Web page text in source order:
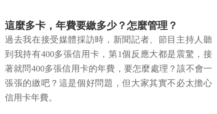
這麼多卡，年費要繳多少？怎麼管理？
過去我在接受媒體採訪時，新聞記者、節目主持人聽
到我持有400多張信用卡，第1個反應大都是震驚，接
著就問400多張信用卡的年費，要怎麼處理？該不會一
張張的繳吧？這是個好問題，但大家其實不必太擔心
信用卡年費。